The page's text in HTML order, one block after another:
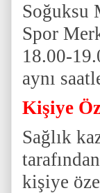
Soğuksu
Spor
18.00-
aynı
Kişiye
Sağlık
kişiye